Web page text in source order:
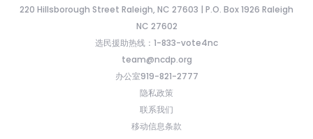
220 Hillsborough Street Raleigh, NC 27603 | P.O. Box 1926 Raleigh
NC 27602
选民援助热线：1-833-vote4nc
team@ncdp.org
办公室919-821-2777
隐私政策
联系我们
移动信息条款